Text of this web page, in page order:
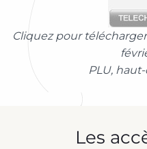
Cliquez pour
PLU,
Les